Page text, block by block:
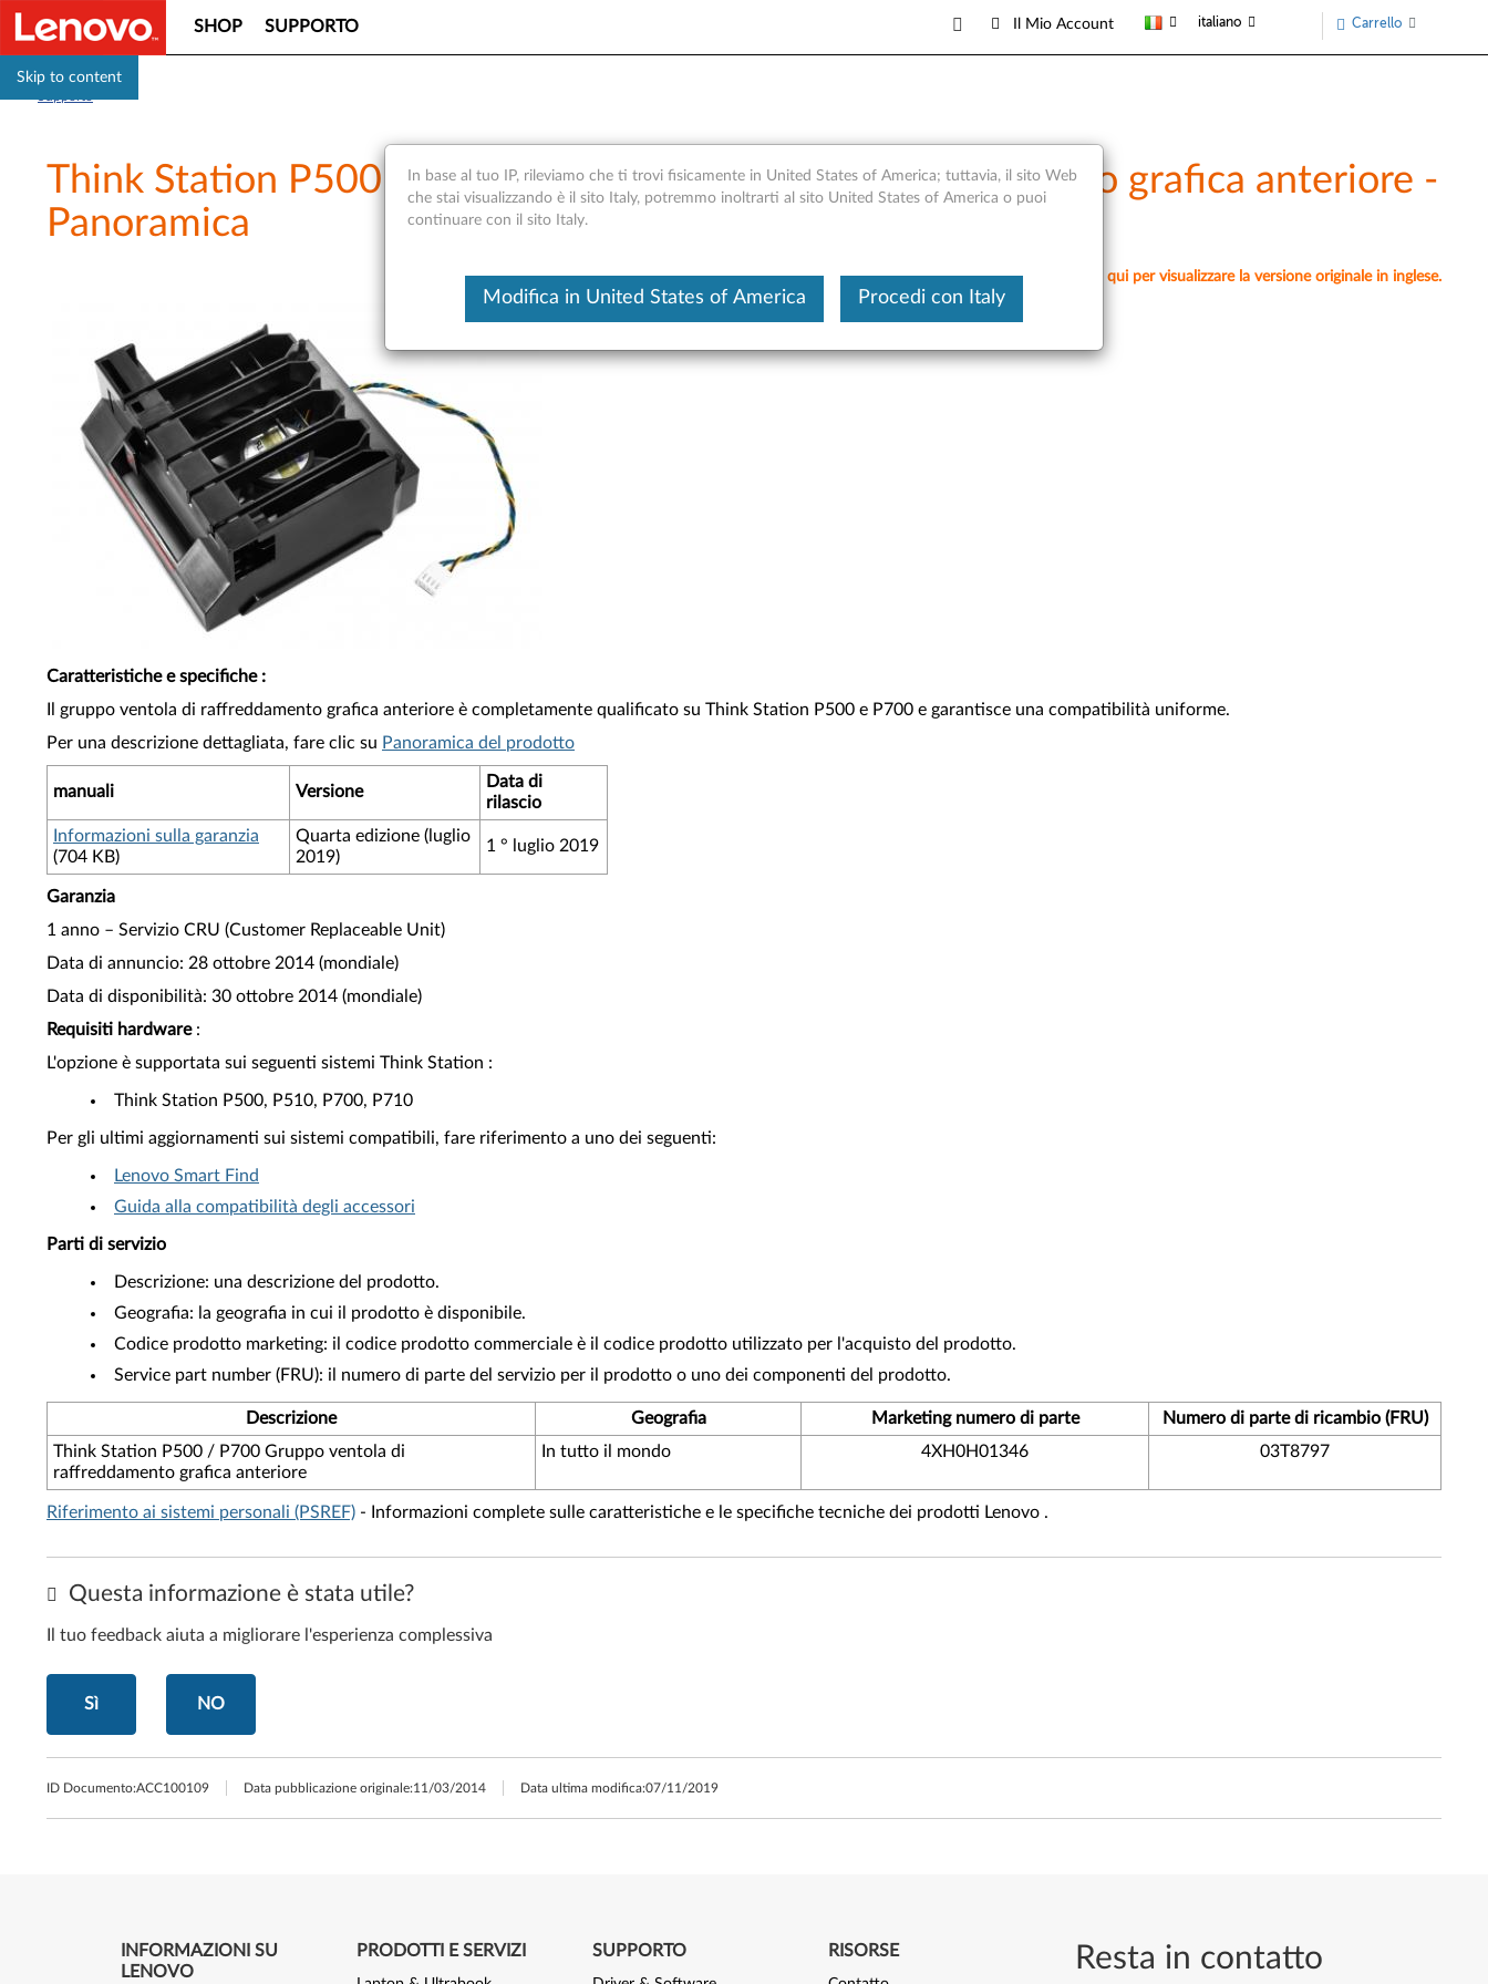
Skip to content
SHOP SUPPORTO Il Mio Account italiano Carrello
Think Station P500 / P700 Gruppo ventola di raffreddamento grafica anteriore -
Panoramica
Questo è un articolo tradotto automaticamente, fai clic qui per visualizzare la versione originale in inglese.
Caratteristiche e specifiche :
Il gruppo ventola di raffreddamento grafica anteriore è completamente qualificato su Think Station P500 e P700 e garantisce una compatibilità uniforme.
Per una descrizione dettagliata, fare clic su Panoramica del prodotto
manuali Versione
Data di
rilascio
Informazioni sulla garanzia
(704 KB)
Quarta edizione (luglio
2019)
1 ° luglio 2019
Garanzia
1 anno – Servizio CRU (Customer Replaceable Unit)
Data di annuncio: 28 ottobre 2014 (mondiale)
Data di disponibilità: 30 ottobre 2014 (mondiale)
Requisiti hardware:
L'opzione è supportata sui seguenti sistemi Think Station :
Think Station P500, P510, P700, P710
Per gli ultimi aggiornamenti sui sistemi compatibili, fare riferimento a uno dei seguenti:
Lenovo Smart Find
Guida alla compatibilità degli accessori
Parti di servizio
Descrizione: una descrizione del prodotto.
Geografia: la geografia in cui il prodotto è disponibile.
Codice prodotto marketing: il codice prodotto commerciale è il codice prodotto utilizzato per l'acquisto del prodotto.
Service part number (FRU): il numero di parte del servizio per il prodotto o uno dei componenti del prodotto.
Descrizione Geografia Marketing numero di parte
Numero di parte di ricambio (FRU)
Think Station P500 / P700 Gruppo ventola di
raffreddamento grafica anteriore
In tutto il mondo 4XH0H01346 03T8797
Riferimento ai sistemi personali (PSREF) - Informazioni complete sulle caratteristiche e le specifiche tecniche dei prodotti Lenovo .
Questa informazione è stata utile?
Il tuo feedback aiuta a migliorare l'esperienza complessiva
Sì NO
ID Documento:ACC100109 Data pubblicazione originale:11/03/2014 Data ultima modifica:07/11/2019
Resta in contatto
In base al tuo IP, rileviamo che ti trovi fisicamente in United States of America; tuttavia, il sito Web
che stai visualizzando è il sito Italy, potremmo inoltrarti al sito United States of America o puoi
continuare con il sito Italy.
Modifica in United States of America Procedi con Italy
INFORMAZIONI SU
LENOVO
PRODOTTI E SERVIZI SUPPORTO RISORSE